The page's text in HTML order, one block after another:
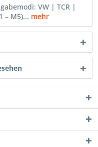
VW | TCR |
– M5)... mehr